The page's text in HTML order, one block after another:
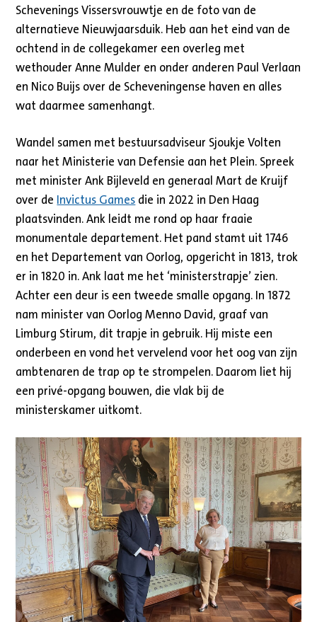
Schevenings Vissersvrouwtje en de foto van de
alternatieve Nieuwjaarsduik. Heb aan het eind van de
ochtend in de collegekamer een overleg met
wethouder Anne Mulder en onder anderen Paul Verlaan
en Nico Buijs over de Scheveningense haven en alles
wat daarmee samenhangt.
Wandel samen met bestuursadviseur Sjoukje Volten
naar het Ministerie van Defensie aan het Plein. Spreek
met minister Ank Bijleveld en generaal Mart de Kruijf
over de Invictus Games die in 2022 in Den Haag
plaatsvinden. Ank leidt me rond op haar fraaie
monumentale departement. Het pand stamt uit 1746
en het Departement van Oorlog, opgericht in 1813, trok
er in 1820 in. Ank laat me het ‘ministerstrapje’ zien.
Achter een deur is een tweede smalle opgang. In 1872
nam minister van Oorlog Menno David, graaf van
Limburg Stirum, dit trapje in gebruik. Hij miste een
onderbeen en vond het vervelend voor het oog van zijn
ambtenaren de trap op te strompelen. Daarom liet hij
een privé-opgang bouwen, die vlak bij de
ministerskamer uitkomt.